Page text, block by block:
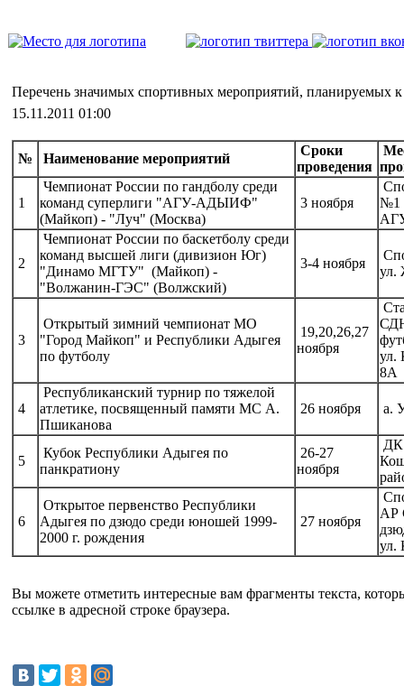
Перечень значимых спортивных мероприятий, планируемых
15.11.2011 01:00
№ Наименование мероприятий
Сроки
проведения
1
Чемпионат России по гандболу среди
команд суперлиги "АГУ-АДЫИФ"
(Майкоп) - "Луч" (Москва)
3 ноября
№1
2
Чемпионат России по баскетболу среди
команд высшей лиги (дивизион Юг)
"Динамо МГТУ" (Майкоп) -
"Волжанин-ГЭС" (Волжский)
3-4 ноября
ул.
3
Открытый зимний чемпионат МО
"Город Майкоп" и Республики Адыгея
по футболу
19,20,26,27
ноября
ул.
8А
4
Республиканский турнир по тяжелой
атлетике, посвященный памяти МС А.
Пшиканова
26 ноября а.
5
Кубок Республики Адыгея по
панкратиону
26-27
ноября
ДК
6
Открытое первенство Республики
Адыгея по дзюдо среди юношей 1999-
2000 г. рождения
27 ноября
АР
ул.
Вы можете отметить интересные вам фрагменты текста,
ссылке в адресной строке браузера.